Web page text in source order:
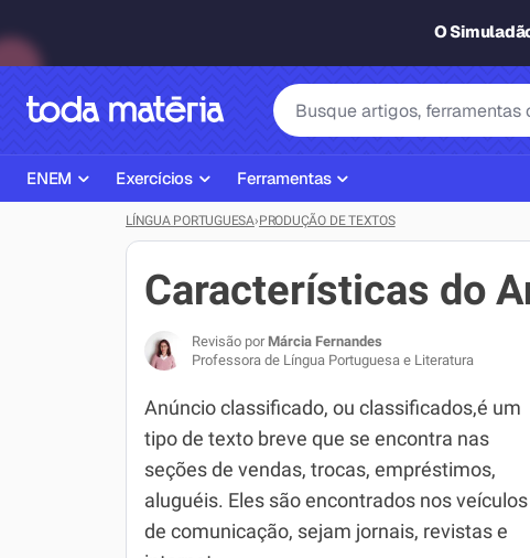
O
ENEM
Página Inicial ENEM
Plano de Estudos
Corretor de Redação
Exercícios ENEM
Simulados ENEM
Simulador SiSU
Exercícios
ENEM
Matemática
História
Biologia
Inglês
Geografia
Física
Ferramentas
Ajudante de Dever de Casa
Corretor de Redação
Gerador Referências Bibliográficas
LÍNGUA PORTUGUESA›PRODUÇÃO DE TEXTOS
Características do
Revisão por Márcia Fernandes
Professora de Língua Portuguesa e Literatura
Anúncio classificado, ou classificados,é um
tipo de texto breve que se encontra nas
seções de vendas, trocas, empréstimos,
aluguéis. Eles são encontrados nos veículos
de comunicação, sejam jornais, revistas e